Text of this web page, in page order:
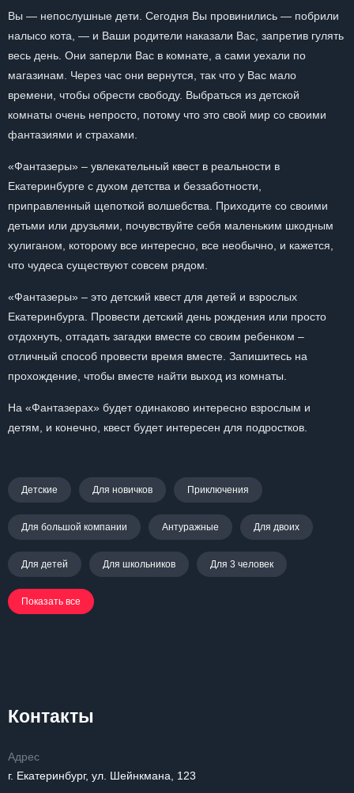
Вы — непослушные дети. Сегодня Вы провинились — побрили
налысо кота, — и Ваши родители наказали Вас, запретив гулять
весь день. Они заперли Вас в комнате, а сами уехали по
магазинам. Через час они вернутся, так что у Вас мало
времени, чтобы обрести свободу. Выбраться из детской
комнаты очень непросто, потому что это свой мир со своими
фантазиями и страхами.
«Фантазеры» – увлекательный квест в реальности в
Екатеринбурге с духом детства и беззаботности,
приправленный щепоткой волшебства. Приходите со своими
детьми или друзьями, почувствуйте себя маленьким шкодным
хулиганом, которому все интересно, все необычно, и кажется,
что чудеса существуют совсем рядом.
«Фантазеры» – это детский квест для детей и взрослых
Екатеринбурга. Провести детский день рождения или просто
отдохнуть, отгадать загадки вместе со своим ребенком –
отличный способ провести время вместе. Запишитесь на
прохождение, чтобы вместе найти выход из комнаты.
На «Фантазерах» будет одинаково интересно взрослым и
детям, и конечно, квест будет интересен для подростков.
Детские Для новичков Приключения
Для большой компании Антуражные Для двоих
Для детей Для школьников Для 3 человек
Показать все
Контакты
Адрес
г. Екатеринбург, ул. Шейнкмана, 123